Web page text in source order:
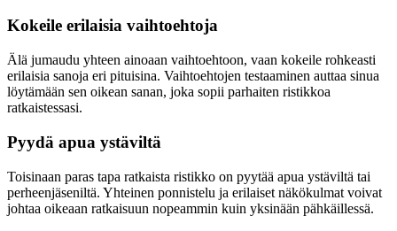
Kokeile erilaisia vaihtoehtoja
Älä jumaudu yhteen ainoaan vaihtoehtoon, vaan kokeile rohkeasti
erilaisia sanoja eri pituisina. Vaihtoehtojen testaaminen auttaa sinua
löytämään sen oikean sanan, joka sopii parhaiten ristikkoa
ratkaistessasi.
Pyydä apua ystäviltä
Toisinaan paras tapa ratkaista ristikko on pyytää apua ystäviltä tai
perheenjäseniltä. Yhteinen ponnistelu ja erilaiset näkökulmat voivat
johtaa oikeaan ratkaisuun nopeammin kuin yksinään pähkäillessä.